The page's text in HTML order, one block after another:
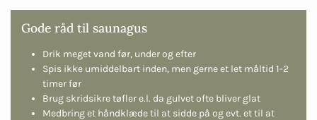
Gode råd til saunagus
Drik meget vand før, under og efter
Spis ikke umiddelbart inden, men gerne et let måltid 1-2
timer før
Brug skridsikre tøfler e.l. da gulvet ofte bliver glat
Medbring et håndklæde til at sidde på og evt. et til at